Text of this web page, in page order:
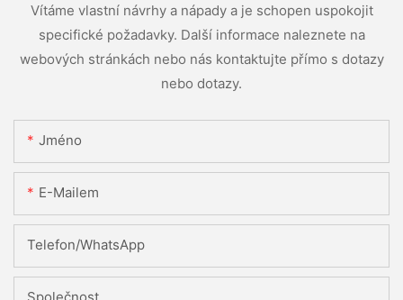
Vítáme vlastní návrhy a nápady a je schopen uspokojit
specifické požadavky. Další informace naleznete na
webových stránkách nebo nás kontaktujte přímo s dotazy
nebo dotazy.
Jméno
E-Mailem
Telefon/WhatsApp